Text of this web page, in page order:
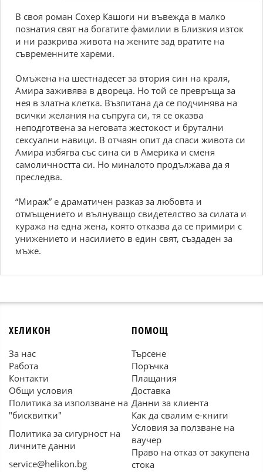
В своя роман Сохер Кашоги ни въвежда в малко
познатия свят на богатите фамилии в Близкия изток
и ни разкрива живота на жените зад вратите на
съвременните хареми.
Омъжена на шестнадесет за втория син на краля,
Амира заживява в двореца. Но той се превръща за
нея в златна клетка. Възпитана да се подчинява на
всички желания на съпруга си, тя се оказва
неподготвена за неговата жестокост и брутални
сексуални навици. В отчаян опит да спаси живота си
Амира избягва със сина си в Америка и сменя
самоличността си. Но миналото продължава да я
преследва.
“Мираж” е драматичен разказ за любовта и
отмъщението и вълнуващо свидетелство за силата и
куража на една жена, която отказва да се примири с
унижението и насилието в един свят, създаден за
мъже.
ХЕЛИКОН
За нас
Работа
Контакти
Общи условия
Политика за използване на
"бисквитки"
Политика за сигурност на
личните данни
service@helikon.bg
ПОМОЩ
Търсене
Поръчка
Плащания
Доставка
Данни за клиента
Как да свалим е-книги
Условия за ползване на
ваучер
Право на отказ от закупена
стока